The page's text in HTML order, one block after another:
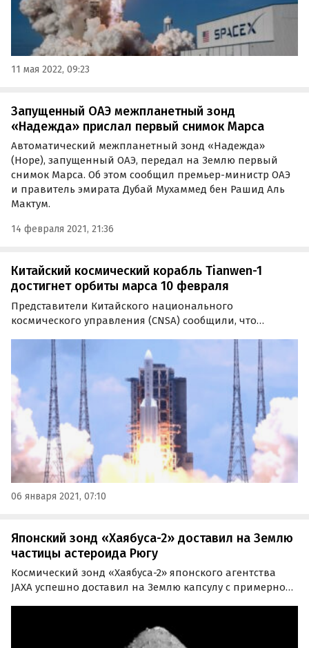
11 мая 2022, 09:23
Запущенный ОАЭ межпланетный зонд
«Надежда» прислал первый снимок Марса
Автоматический межпланетный зонд «Надежда»
(Hope), запущенный ОАЭ, передал на Землю первый
снимок Марса. Об этом сообщил премьер-министр ОАЭ
и правитель эмирата Дубай Мухаммед бен Рашид Аль
Мактум.
14 февраля 2021, 21:36
Китайский космический корабль Tianwen-1
достигнет орбиты марса 10 февраля
Представители Китайского национального
космического управления (CNSA) сообщили, что
(«Тяньвень-1»), состоящая из орбитального корабля и
спускаемого аппарата с марсоходом, включила
ускорители и вышла на…
06 января 2021, 07:10
Японский зонд «Хаябуса-2» доставил на Землю
частицы астероида Рюгу
Космический зонд «Хаябуса-2» японского агентства
JAXA успешно доставил на Землю капсулу с примерно
выступавшему партнером проекта.